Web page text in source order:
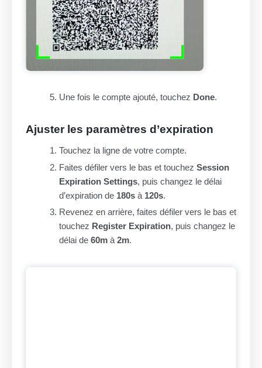
Une fois le compte ajouté, touchez Done.
Ajuster les paramètres d’expiration
Touchez la ligne de votre compte.
Faites défiler vers le bas et touchez Session
Expiration Settings, puis changez le délai
d’expiration de 180s à 120s.
Revenez en arrière, faites défiler vers le bas et
touchez Register Expiration, puis changez le
délai de 60m à 2m.